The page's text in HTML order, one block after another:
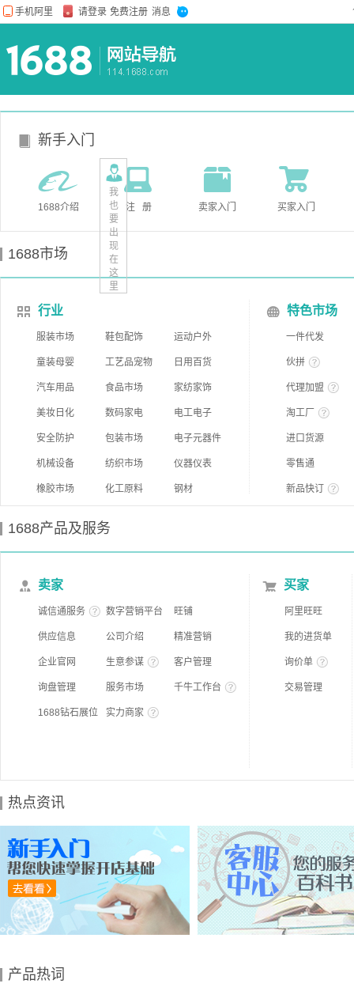
新手入门
1688介绍 注 册 卖家入门 买家入门
1688市场
行业
服装市场 鞋包配饰 运动户外
童装母婴 工艺品宠物 日用百货
汽车用品 食品市场 家纺家饰
美妆日化 数码家电 电工电子
安全防护 包装市场 电子元器件
机械设备 纺织市场 仪器仪表
橡胶市场 化工原料 钢材
特色市场
一件代发
伙拼
代理加盟
淘工厂
进口货源
零售通
新品快订
1688产品及服务
卖家
诚信通服务 数字营销平台 旺铺
供应信息 公司介绍 精准营销
企业官网 生意参谋 客户管理
询盘管理 服务市场 千牛工作台
1688钻石展位 实力商家
买家
阿里旺旺
我的进货单
询价单
交易管理
热点资讯
产品热词
我
也
要
出
现
在
这
里